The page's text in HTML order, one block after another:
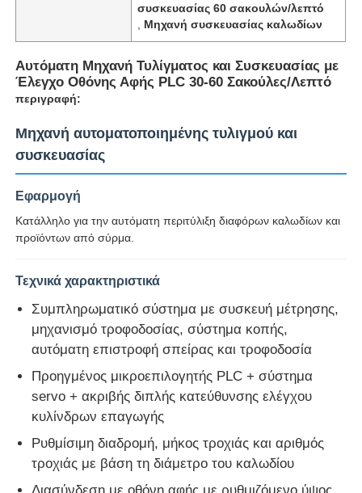
Αρχική Σελίδα
Προϊόντα
Σχετικά με εμάς
συσκευασίας 60 σακουλών/λεπτό
Μηχανή συσκευασίας καλωδίων
Αυτόματη Μηχανή Τυλίγματος και Συσκευασίας με
Έλεγχο Οθόνης Αφής PLC 30-60 Σακούλες/Λεπτό
περιγραφή:
Μηχανή αυτοματοποιημένης τυλιγμού και
συσκευασίας
Εφαρμογή
Κατάλληλο για την αυτόματη περιτύλιξη διαφόρων καλωδίων και
προϊόντων από σύρμα.
Τεχνικά χαρακτηριστικά
Συμπληρωματικό σύστημα με συσκευή μέτρησης,
μηχανισμό τροφοδοσίας, σύστημα κοπής,
αυτόματη επιστροφή σπείρας και τροφοδοσία
Προηγμένος μικροεπιλογητής PLC + σύστημα
servo + ακριβής διπλής κατεύθυνσης ελέγχου
κυλίνδρων επαγωγής
Ρυθμίσιμη διαδρομή, μήκος τροχιάς και αριθμός
τροχιάς με βάση τη διάμετρο του καλωδίου
Διασύνδεση με οθόνη αφής με ρυθμιζόμενο ύψος